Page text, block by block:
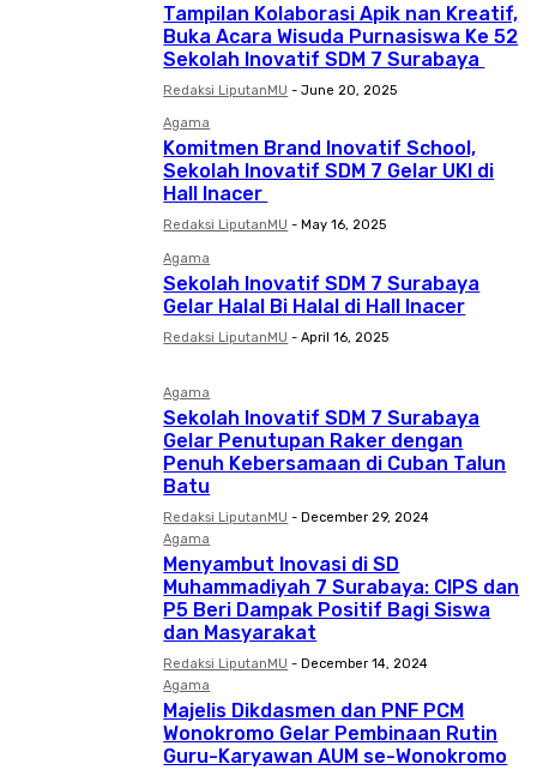
Tampilan Kolaborasi Apik nan Kreatif,
Buka Acara Wisuda Purnasiswa Ke 52
Sekolah Inovatif SDM 7 Surabaya
Redaksi LiputanMU - June 20, 2025
Agama
Komitmen Brand Inovatif School,
Sekolah Inovatif SDM 7 Gelar UKI di
Hall Inacer
Redaksi LiputanMU - May 16, 2025
Agama
Sekolah Inovatif SDM 7 Surabaya
Gelar Halal Bi Halal di Hall Inacer
Redaksi LiputanMU - April 16, 2025
Agama
Sekolah Inovatif SDM 7 Surabaya
Gelar Penutupan Raker dengan
Penuh Kebersamaan di Cuban Talun
Batu
Redaksi LiputanMU - December 29, 2024
Agama
Menyambut Inovasi di SD
Muhammadiyah 7 Surabaya: CIPS dan
P5 Beri Dampak Positif Bagi Siswa
dan Masyarakat
Redaksi LiputanMU - December 14, 2024
Agama
Majelis Dikdasmen dan PNF PCM
Wonokromo Gelar Pembinaan Rutin
Guru-Karyawan AUM se-Wonokromo